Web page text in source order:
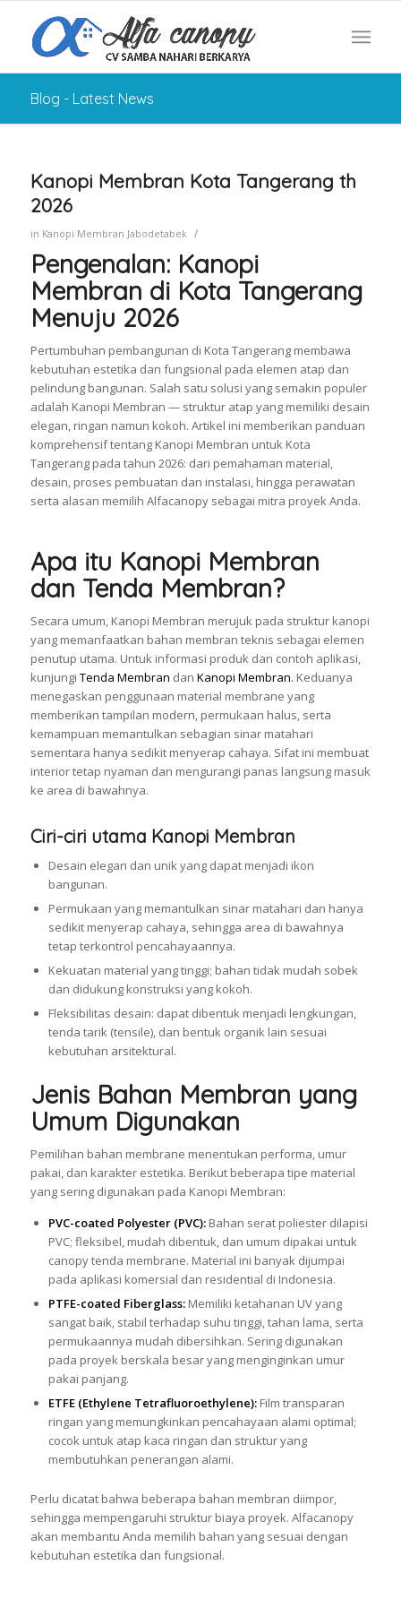
Blog - Latest News
Kanopi Membran Kota Tangerang th
2026
in Kanopi Membran Jabodetabek /
Pengenalan: Kanopi
Membran di Kota Tangerang
Menuju 2026
Pertumbuhan pembangunan di Kota Tangerang membawa
kebutuhan estetika dan fungsional pada elemen atap dan
pelindung bangunan. Salah satu solusi yang semakin populer
adalah Kanopi Membran — struktur atap yang memiliki desain
elegan, ringan namun kokoh. Artikel ini memberikan panduan
komprehensif tentang Kanopi Membran untuk Kota
Tangerang pada tahun 2026: dari pemahaman material,
desain, proses pembuatan dan instalasi, hingga perawatan
serta alasan memilih Alfacanopy sebagai mitra proyek Anda.
Apa itu Kanopi Membran
dan Tenda Membran?
Secara umum, Kanopi Membran merujuk pada struktur kanopi
yang memanfaatkan bahan membran teknis sebagai elemen
penutup utama. Untuk informasi produk dan contoh aplikasi,
kunjungi Tenda Membran dan Kanopi Membran. Keduanya
menegaskan penggunaan material membrane yang
memberikan tampilan modern, permukaan halus, serta
kemampuan memantulkan sebagian sinar matahari
sementara hanya sedikit menyerap cahaya. Sifat ini membuat
interior tetap nyaman dan mengurangi panas langsung masuk
ke area di bawahnya.
Ciri-ciri utama Kanopi Membran
Desain elegan dan unik yang dapat menjadi ikon
bangunan.
Permukaan yang memantulkan sinar matahari dan hanya
sedikit menyerap cahaya, sehingga area di bawahnya
tetap terkontrol pencahayaannya.
Kekuatan material yang tinggi; bahan tidak mudah sobek
dan didukung konstruksi yang kokoh.
Fleksibilitas desain: dapat dibentuk menjadi lengkungan,
tenda tarik (tensile), dan bentuk organik lain sesuai
kebutuhan arsitektural.
Jenis Bahan Membran yang
Umum Digunakan
Pemilihan bahan membrane menentukan performa, umur
pakai, dan karakter estetika. Berikut beberapa tipe material
yang sering digunakan pada Kanopi Membran:
PVC-coated Polyester (PVC):Bahan serat poliester dilapisi
PVC; fleksibel, mudah dibentuk, dan umum dipakai untuk
canopy tenda membrane. Material ini banyak dijumpai
pada aplikasi komersial dan residential di Indonesia.
PTFE-coated Fiberglass:Memiliki ketahanan UV yang
sangat baik, stabil terhadap suhu tinggi, tahan lama, serta
permukaannya mudah dibersihkan. Sering digunakan
pada proyek berskala besar yang menginginkan umur
pakai panjang.
ETFE (Ethylene Tetrafluoroethylene):Film transparan
ringan yang memungkinkan pencahayaan alami optimal;
cocok untuk atap kaca ringan dan struktur yang
membutuhkan penerangan alami.
Perlu dicatat bahwa beberapa bahan membran diimpor,
sehingga mempengaruhi struktur biaya proyek. Alfacanopy
akan membantu Anda memilih bahan yang sesuai dengan
kebutuhan estetika dan fungsional.